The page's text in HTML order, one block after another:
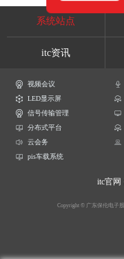
系统站点
itc资讯
视频会议
LED显示屏
信号传输管理
分布式平台
云会务
pis车载系统
itc官网
Copyright © 广东保伦电子